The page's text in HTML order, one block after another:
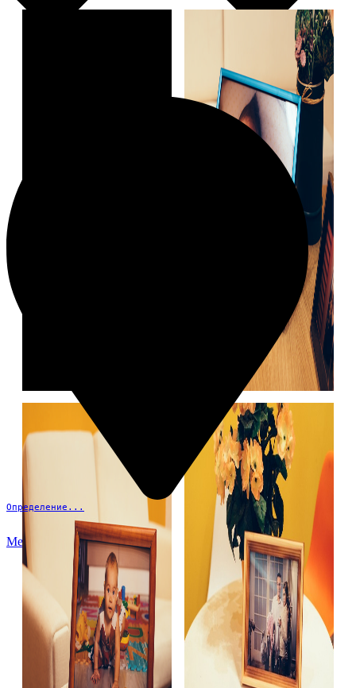
Определение...
Меню